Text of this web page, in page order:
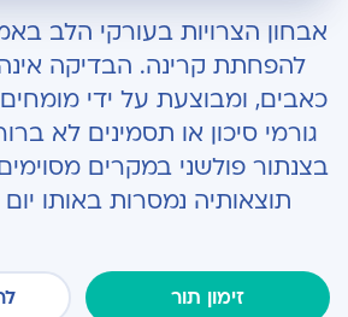
מה ההבדל בין צנתור וירטואלי
מהי מחלת לב כלילית?
למחלת לב כלילית ישנם גורמי סיכון
מי ומתי צריך לבצע צנתור וירטואלי?
איזה מידע מתקבל בצנתור
להפחתת קרינה. הבדיקה
כאבים, ומבוצעת על ידי
גורמי סיכון או תסמינים לא
בצנתור פולשני במקרים
תוצאותיה נמסרות באותו
זימון תור